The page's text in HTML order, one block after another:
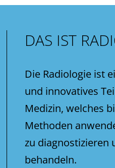
DAS IST
Die Radiologie ist
und innovatives
Medizin, welches
Methoden
zu diagnostizieren
behandeln.